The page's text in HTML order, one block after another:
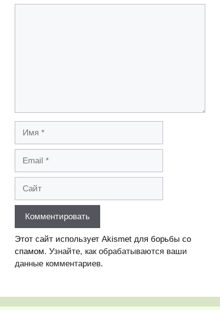
Этот сайт использует Akismet для борьбы со
спамом. Узнайте, как обрабатываются ваши
данные комментариев.